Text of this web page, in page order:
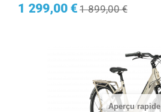
1 299,00 € 1 899,00 €
Aperçu rapide